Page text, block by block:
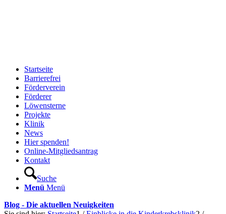
Startseite
Barrierefrei
Förderverein
Förderer
Löwensterne
Projekte
Klinik
News
Hier spenden!
Online-Mitgliedsantrag
Kontakt
Suche
Menü Menü
Blog - Die aktuellen Neuigkeiten